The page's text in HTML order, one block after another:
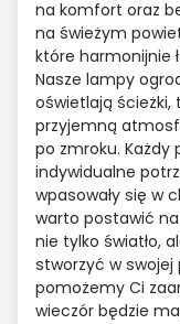
na komfort oraz
na świeżym
które harmonijnie
Nasze lampy
oświetlają ścieżki,
przyjemną
po zmroku. Każdy
indywidualne
wpasowały się w
warto postawić na
nie tylko światło,
stworzyć w swojej
pomożemy Ci
wieczór będzie